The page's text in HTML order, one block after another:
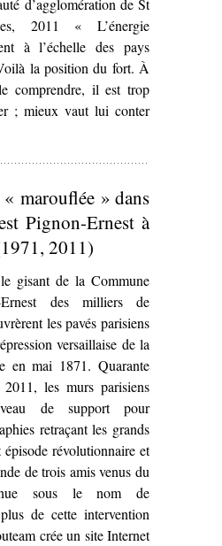
d’agglomération de St
2011 « L’énergie
à l’échelle des pays
la position du fort. À
comprendre, il est trop
; mieux vaut lui conter
marouflée » dans
Pignon-Ernest à
2011)
gisant de la Commune
Ernest des milliers de
les pavés parisiens
versaillaise de la
en mai 1871. Quarante
les murs parisiens
de support pour
retraçant les grands
épisode révolutionnaire et
de trois amis venus du
sous le nom de
de cette intervention
crée un site Internet